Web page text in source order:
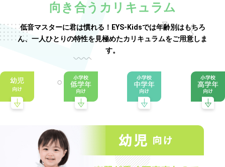
向き合うカリキュラム
低音マスターに君は慣れる！EYS-Kidsでは年齢別はもちろ
ん、一人ひとりの特性を見極めたカリキュラムをご用意しま
す。